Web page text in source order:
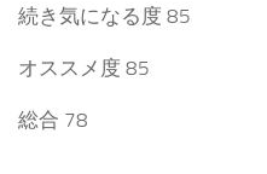
続き気になる度 85
オススメ度 85
総合 78